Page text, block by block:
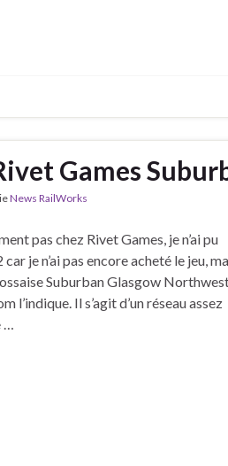
Games
News RailWorks
pas chez Rivet Games, je n’ai pu
je n’ai pas encore acheté le jeu,
Suburban Glasgow Northwest
l’indique. Il s’agit d’un réseau assez